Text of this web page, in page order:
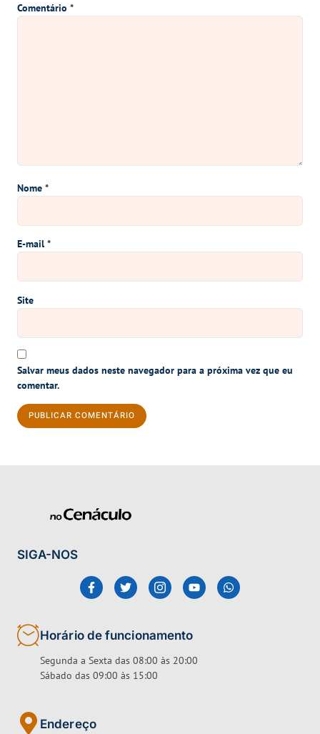
Comentário *
Nome *
E-mail *
Site
Salvar meus dados neste navegador para a próxima vez que eu
comentar.
SIGA-NOS
Horário de funcionamento
Segunda a Sexta das 08:00 às 20:00
Sábado das 09:00 às 15:00
Endereço